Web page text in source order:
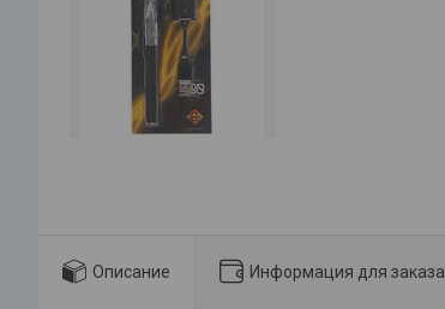
Описание Информация для заказа